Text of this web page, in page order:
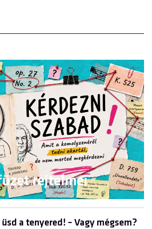
rejtelmei
a tenyered! – Vagy mégsem?